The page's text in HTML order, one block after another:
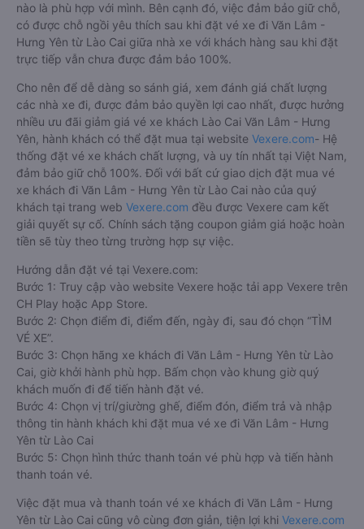
nào là phù hợp với mình. Bên cạnh đó, việc đảm bảo giữ chỗ,
có được chỗ ngồi yêu thích sau khi đặt vé xe đi Văn Lâm -
Hưng Yên từ Lào Cai giữa nhà xe với khách hàng sau khi đặt
trực tiếp vẫn chưa được đảm bảo 100%.
Cho nên để dễ dàng so sánh giá, xem đánh giá chất lượng
các nhà xe đi, được đảm bảo quyền lợi cao nhất, được hưởng
nhiều ưu đãi giảm giá vé xe khách Lào Cai Văn Lâm - Hưng
Yên, hành khách có thể đặt mua tại website Vexere.com- Hệ
thống đặt vé xe khách chất lượng, và uy tín nhất tại Việt Nam,
đảm bảo giữ chỗ 100%. Đối với bất cứ giao dịch đặt mua vé
xe khách đi Văn Lâm - Hưng Yên từ Lào Cai nào của quý
khách tại trang web Vexere.com đều được Vexere cam kết
giải quyết sự cố. Chính sách tặng coupon giảm giá hoặc hoàn
tiền sẽ tùy theo từng trường hợp sự việc.
Hướng dẫn đặt vé tại Vexere.com:
Bước 1: Truy cập vào website Vexere hoặc tải app Vexere trên
CH Play hoặc App Store.
Bước 2: Chọn điểm đi, điểm đến, ngày đi, sau đó chọn “TÌM
VÉ XE”.
Bước 3: Chọn hãng xe khách đi Văn Lâm - Hưng Yên từ Lào
Cai, giờ khởi hành phù hợp. Bấm chọn vào khung giờ quý
khách muốn đi để tiến hành đặt vé.
Bước 4: Chọn vị trí/giường ghế, điểm đón, điểm trả và nhập
thông tin hành khách khi đặt mua vé xe đi Văn Lâm - Hưng
Yên từ Lào Cai
Bước 5: Chọn hình thức thanh toán vé phù hợp và tiến hành
thanh toán vé.
Việc đặt mua và thanh toán vé xe khách đi Văn Lâm - Hưng
Yên từ Lào Cai cũng vô cùng đơn giản, tiện lợi khi Vexere.com